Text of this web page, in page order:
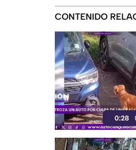
CONTENIDO
0:28